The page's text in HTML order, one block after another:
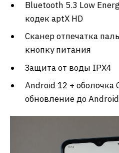
Bluetooth 5.3 Low
кодек aptX HD
Сканер отпечатка
кнопку питания
Защита от воды IPX4
Android 12 + оболочка
обновление до